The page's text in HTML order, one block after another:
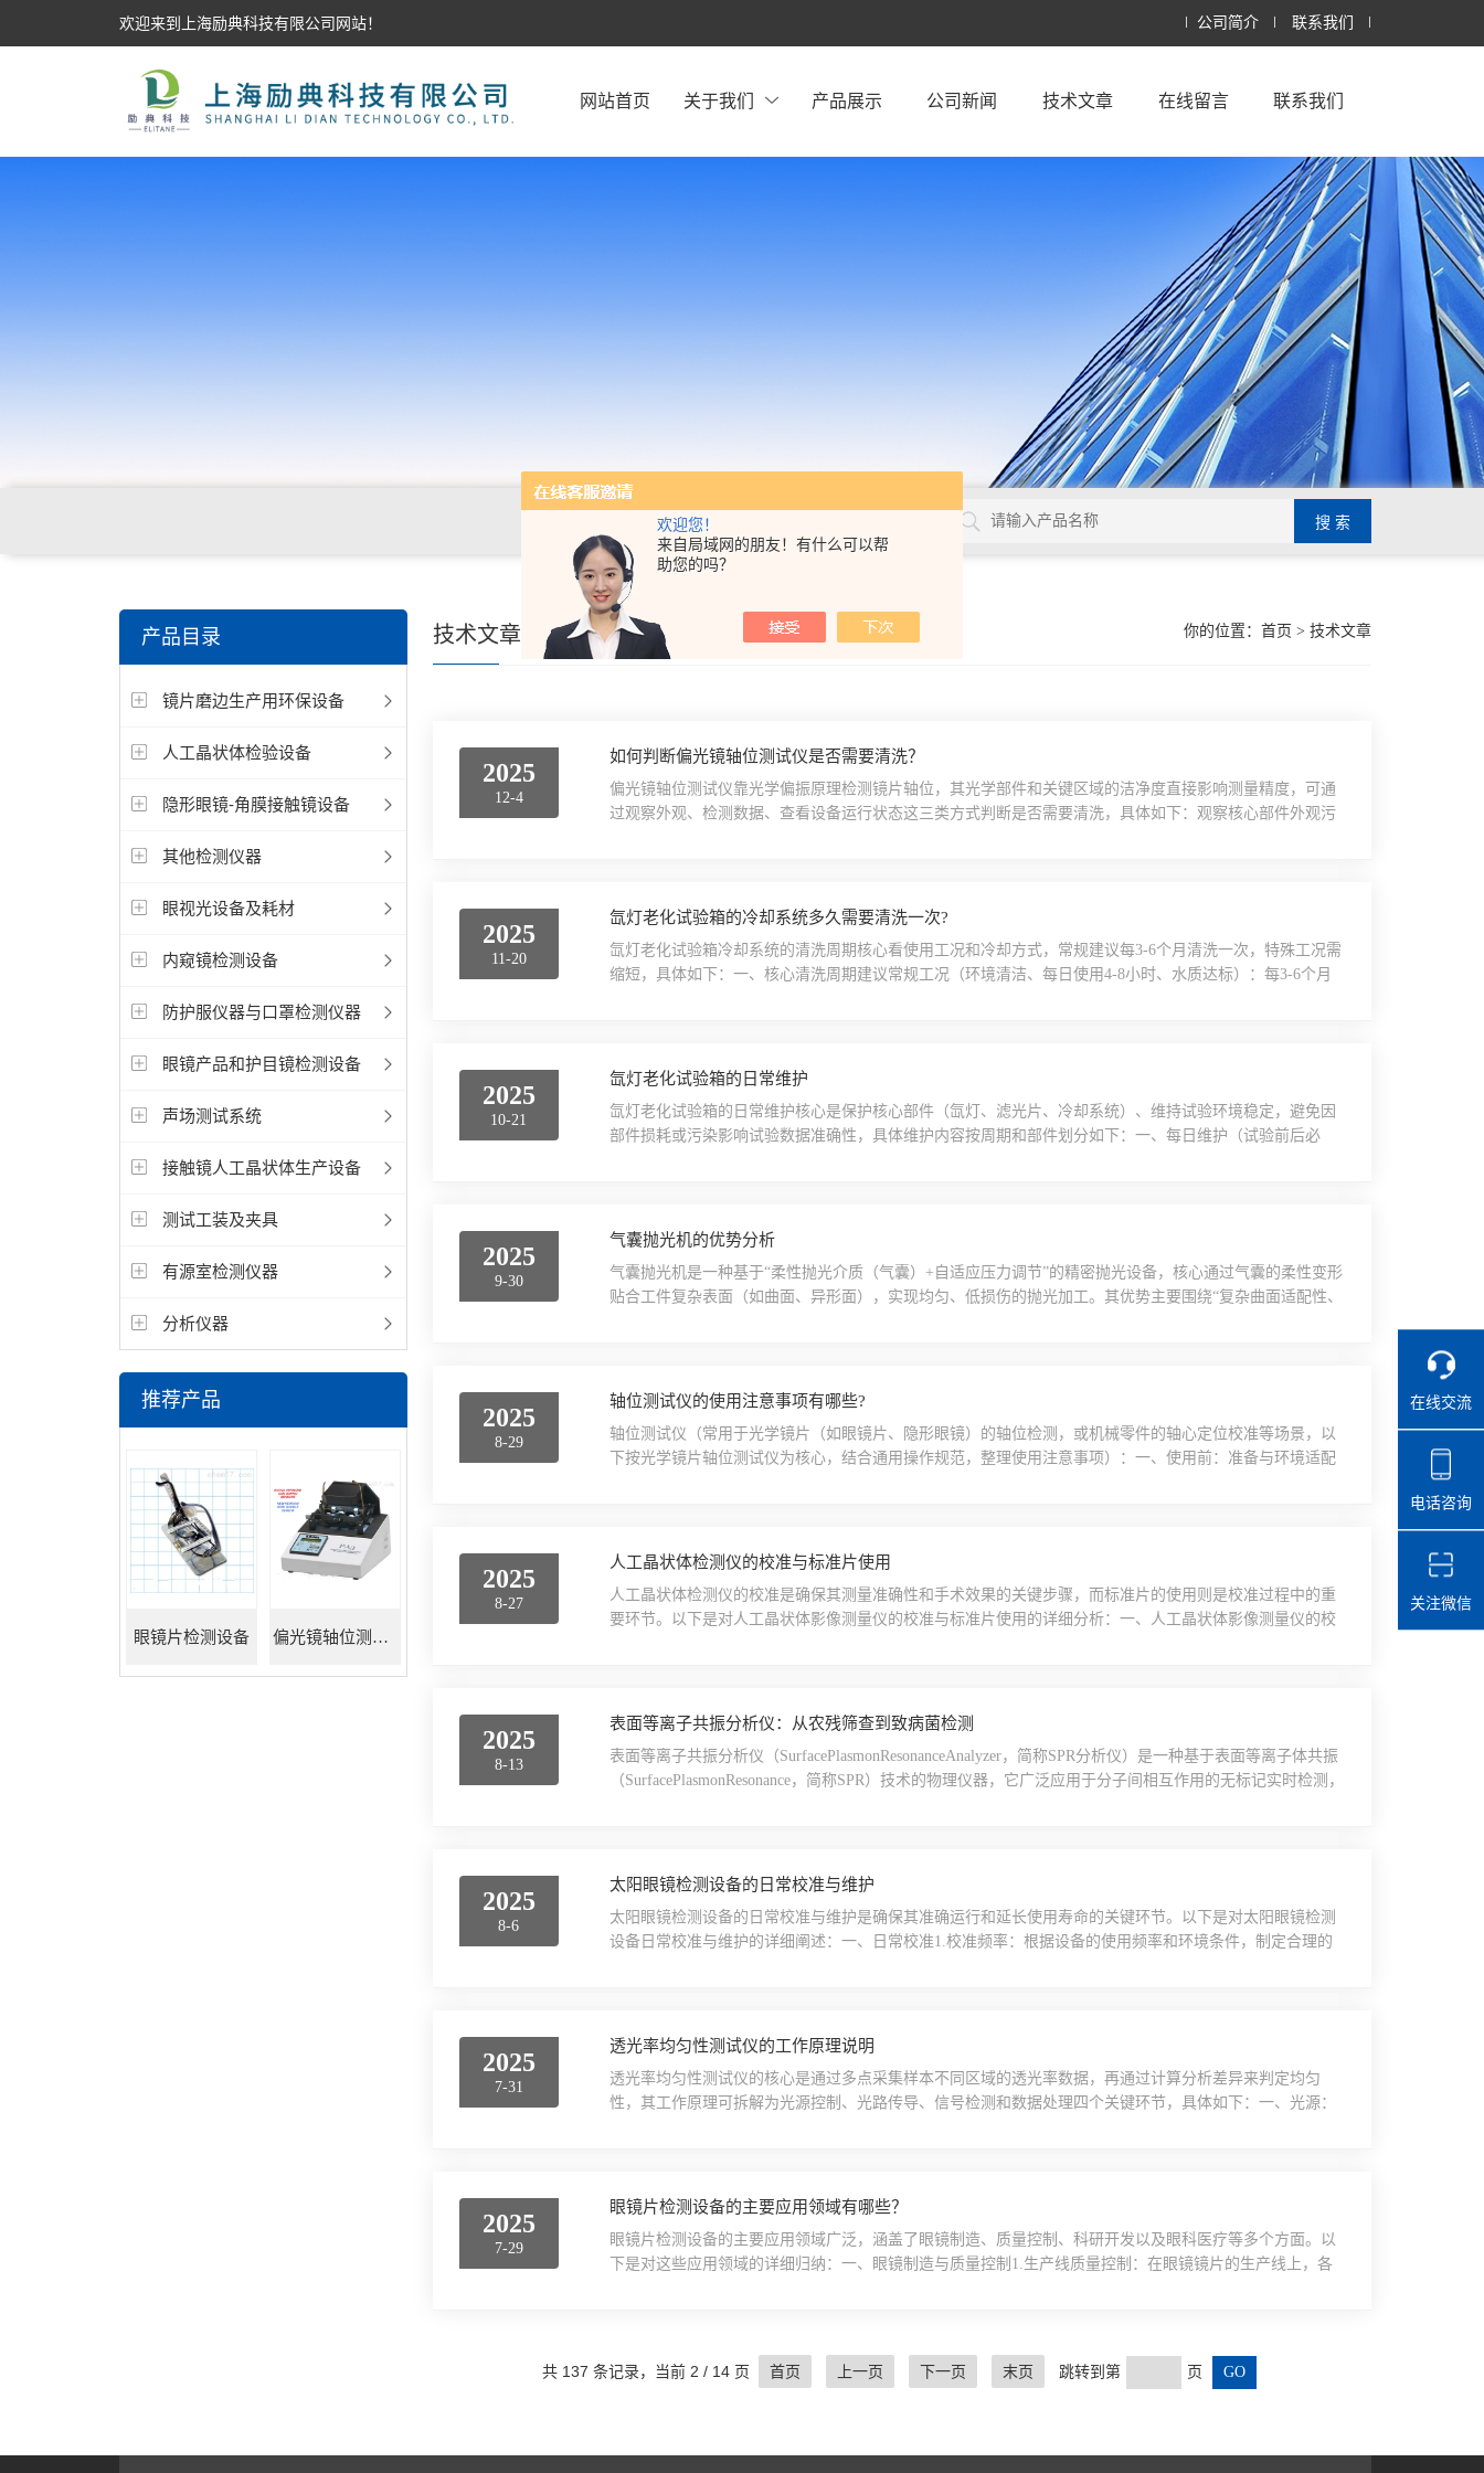
欢迎您！
来自局域网的朋友！有什么可以帮
助您的吗？
欢迎来到上海励典科技有限公司网站！ 公司简介 联系我们
网站首页 关于我们 产品展示 公司新闻 技术文章 在线留言 联系我们
角膜接触镜老化试验箱，角膜接触镜透过率测量仪，角膜接触镜接触角测量仪，角膜接触镜规格尺寸测量
仪，角膜接触镜厚度测量仪，角膜接触镜折光仪，角膜接触镜光学分析仪等，人工晶状体压缩力测量仪，人工晶状体尺寸
测试仪，人工晶状体疲劳试验仪等
产品目录
镜片磨边生产用环保设备
人工晶状体检验设备
隐形眼镜-角膜接触镜设备
其他检测仪器
眼视光设备及耗材
内窥镜检测设备
防护服仪器与口罩检测仪器
眼镜产品和护目镜检测设备
声场测试系统
接触镜人工晶状体生产设备
测试工装及夹具
有源室检测仪器
分析仪器
推荐产品
眼镜片检测设备 偏光镜轴位测试仪
你的位置： 首页 > 技术文章
技术文章
2025
12-4
如何判断偏光镜轴位测试仪是否需要清洗？
偏光镜轴位测试仪靠光学偏振原理检测镜片轴位，其光学部件和关键区域的洁净度直接影响测量精度，可通
过观察外观、检测数据、查看设备运行状态这三类方式判断是否需要清洗，具体如下：观察核心部件外观污
尘颗粒，这...
2025
11-20
氙灯老化试验箱的冷却系统多久需要清洗一次?
氙灯老化试验箱冷却系统的清洗周期核心看使用工况和冷却方式，常规建议每3-6个月清洗一次，特殊工况需
缩短，具体如下：一、核心清洗周期建议常规工况（环境清洁、每日使用4-8小时、水质达标）：每3-6个月
2025
10-21
氙灯老化试验箱的日常维护
氙灯老化试验箱的日常维护核心是保护核心部件（氙灯、滤光片、冷却系统）、维持试验环境稳定，避免因
部件损耗或污染影响试验数据准确性，具体维护内容按周期和部件划分如下：一、每日维护（试验前后必
样品舱内的样...
2025
9-30
气囊抛光机的优势分析
气囊抛光机是一种基于“柔性抛光介质（气囊）+自适应压力调节”的精密抛光设备，核心通过气囊的柔性变形
贴合工件复杂表面（如曲面、异形面），实现均匀、低损伤的抛光加工。其优势主要围绕“复杂曲面适配性、
2025
8-29
轴位测试仪的使用注意事项有哪些?
轴位测试仪（常用于光学镜片（如眼镜片、隐形眼镜）的轴位检测，或机械零件的轴心定位校准等场景，以
下按光学镜片轴位测试仪为核心，结合通用操作规范，整理使用注意事项）：一、使用前：准备与环境适配
液体直接擦...
2025
8-27
人工晶状体检测仪的校准与标准片使用
人工晶状体检测仪的校准是确保其测量准确性和手术效果的关键步骤，而标准片的使用则是校准过程中的重
要环节。以下是对人工晶状体影像测量仪的校准与标准片使用的详细分析：一、人工晶状体影像测量仪的校
2025
8-13
表面等离子共振分析仪：从农残筛查到致病菌检测
表面等离子共振分析仪（SurfacePlasmonResonanceAnalyzer，简称SPR分析仪）是一种基于表面等离子体共振
（SurfacePlasmonResonance，简称SPR）技术的物理仪器，它广泛应用于分子间相互作用的无标记实时检测，
2025
8-6
太阳眼镜检测设备的日常校准与维护
太阳眼镜检测设备的日常校准与维护是确保其准确运行和延长使用寿命的关键环节。以下是对太阳眼镜检测
设备日常校准与维护的详细阐述：一、日常校准1.校准频率：根据设备的使用频率和环境条件，制定合理的
备：...
2025
7-31
透光率均匀性测试仪的工作原理说明
透光率均匀性测试仪的核心是通过多点采集样本不同区域的透光率数据，再通过计算分析差异来判定均匀
性，其工作原理可拆解为光源控制、光路传导、信号检测和数据处理四个关键环节，具体如下：一、光源：
镜...
2025
7-29
眼镜片检测设备的主要应用领域有哪些？
眼镜片检测设备的主要应用领域广泛，涵盖了眼镜制造、质量控制、科研开发以及眼科医疗等多个方面。以
下是对这些应用领域的详细归纳：一、眼镜制造与质量控制1.生产线质量控制：在眼镜镜片的生产线上，各
到理想...
共 137 条记录，当前 2 / 14 页 首页 上一页 下一页 末页 跳转到第 页
在线交流
电话咨询
关注微信